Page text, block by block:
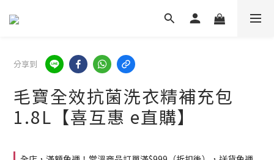
分享到
毛寶全效抗菌洗衣精補充包
1.8L【喜互惠 e直購】